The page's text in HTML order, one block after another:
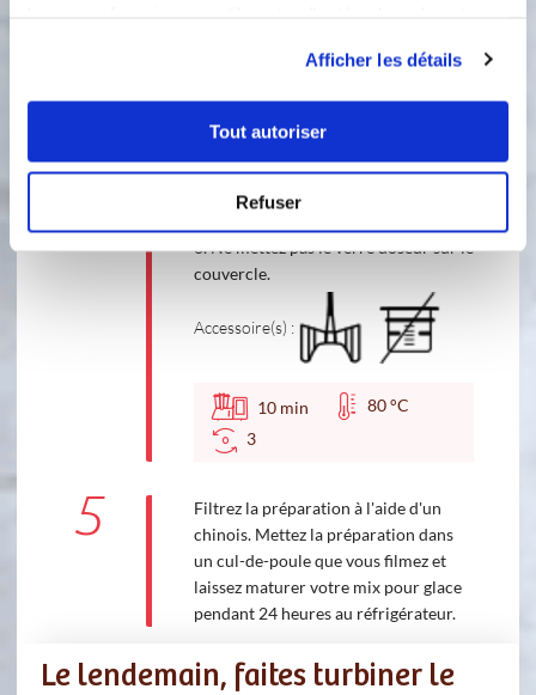
Afficher les détails
Tout autoriser
Refuser
4
3. Ne mettez pas le verre doseur sur le
couvercle.
Accessoire(s) :
10 min
80 °C
3
5
Filtrez la préparation à l'aide d'un
chinois. Mettez la préparation dans
un cul-de-poule que vous filmez et
laissez maturer votre mix pour glace
pendant 24 heures au réfrigérateur.
Le lendemain, faites turbiner le